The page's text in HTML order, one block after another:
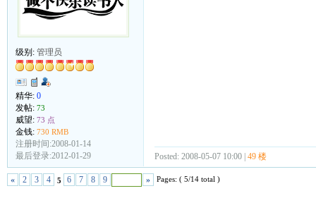
级别: 管理员
精华: 0
发帖: 73
威望: 73 点
金钱: 730 RMB
注册时间:2008-01-14
最后登录:2012-01-29
Posted: 2008-05-07 10:00 | 49 楼
« 2 3 4 5 6 7 8 9 » Pages: ( 5/14 total )